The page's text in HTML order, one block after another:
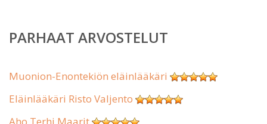
PARHAAT ARVOSTELUT
Muonion-Enontekiön eläinlääkäri
Eläinlääkäri Risto Valjento